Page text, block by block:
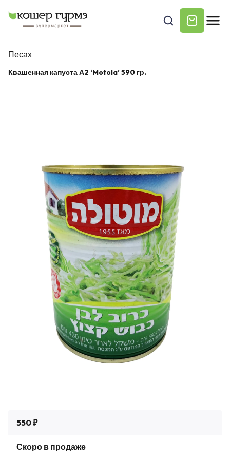
Песах
Квашенная капуста А2 ‘Motola’ 590 гр.
550 ₽
Скоро в продаже